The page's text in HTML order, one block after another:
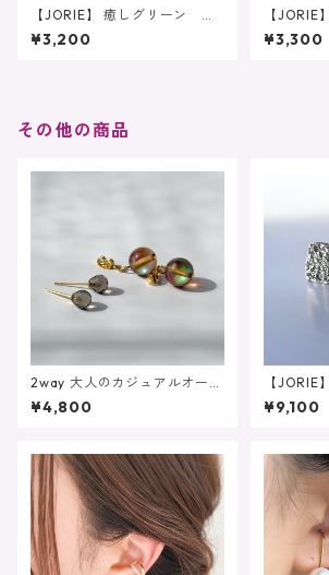
【JORIE】 癒しグリーン 新
緑アレルギー対応 大人のブ
ルー 天然石イヤーカフ ネ
¥3,200
【JORIE
フ 金属
ーンスト
¥3,300
その他の商品
2way 大人のカジュアルオーロ
ラカラー 揺れるブラウンル
ナフラッシュ スモーキーク
¥4,800
【JORIE
❤️マザー
ジーアゲ
¥9,100